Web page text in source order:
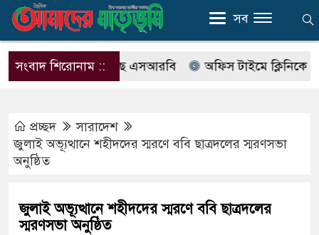
সব
সংবাদ শিরোনাম ::
নাম বদলে আসছে এসআরবি অফিস টাইমে ক্লিনিকে রোগী
প্রচ্ছদ
সারাদেশ
জুলাই অভ্যূত্থানে শহীদদের স্মরণে ববি ছাত্রদলের স্মরণসভা
অনুষ্ঠিত
জুলাই অভ্যূত্থানে শহীদদের স্মরণে ববি ছাত্রদলের
স্মরণসভা অনুষ্ঠিত